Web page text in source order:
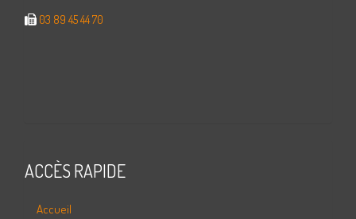
03 89 45 44 70
ACCÈS RAPIDE
Accueil